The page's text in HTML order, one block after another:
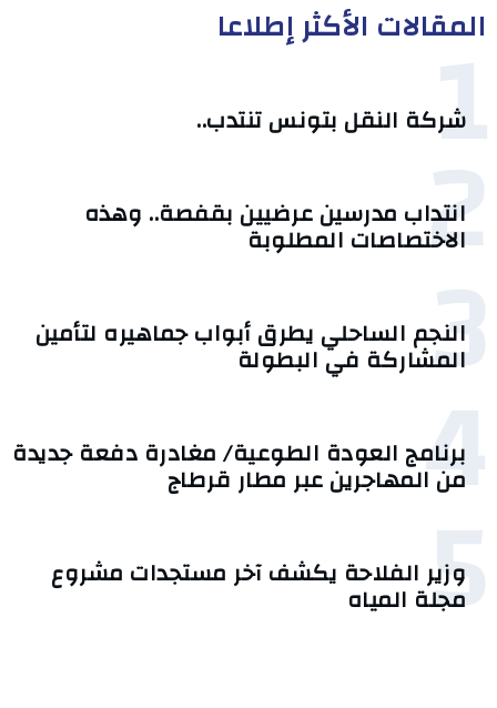
المقالات الأكثر إطلاعا
1
شركة النقل بتونس تنتدب..
2
انتداب مدرسين عرضيين بقفصة.. وهذه
الاختصاصات المطلوبة
3
النجم الساحلي يطرق أبواب جماهيره لتأمين
المشاركة في البطولة
4
برنامج العودة الطوعية/ مغادرة دفعة جديدة
من المهاجرين عبر مطار قرطاج
5
وزير الفلاحة يكشف آخر مستجدات مشروع
مجلة المياه